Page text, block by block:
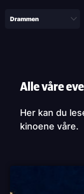
Alle våre
Her kan du
kinoene våre.